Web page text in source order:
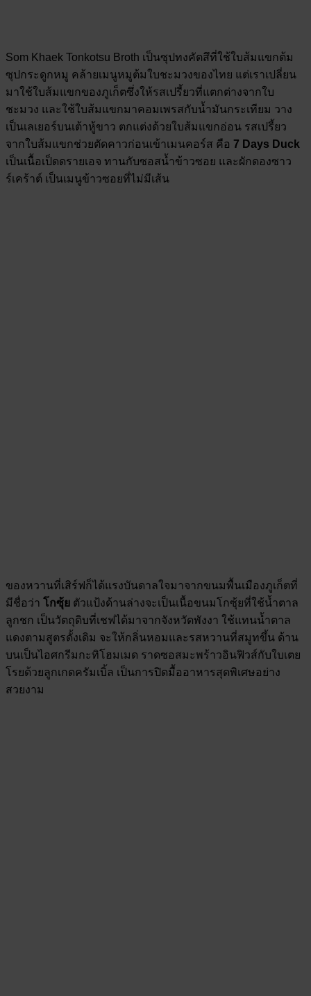
Som Khaek Tonkotsu Broth เป็นซุปทงคัตสึที่ใช้ใบส้มแขกต้ม
ซุปกระดูกหมู คล้ายเมนูหมูต้มใบชะมวงของไทย แต่เราเปลี่ยน
มาใช้ใบส้มแขกของภูเก็ตซึ่งให้รสเปรี้ยวที่แตกต่างจากใบ
ชะมวง และใช้ใบส้มแขกมาคอมเพรสกับน้ำมันกระเทียม วาง
เป็นเลเยอร์บนเต้าหู้ขาว ตกแต่งด้วยใบส้มแขกอ่อน รสเปรี้ยว
จากใบส้มแขกช่วยตัดคาวก่อนเข้าเมนคอร์ส คือ 7 Days Duck
เป็นเนื้อเป็ดดรายเอจ ทานกับซอสน้ำข้าวซอย และผักดองซาว
ร์เคร้าต์ เป็นเมนูข้าวซอยที่ไม่มีเส้น
ของหวานที่เสิร์ฟก็ได้แรงบันดาลใจมาจากขนมพื้นเมืองภูเก็ตที่
มีชื่อว่า โกซุ้ย ตัวแป้งด้านล่างจะเป็นเนื้อขนมโกซุ้ยที่ใช้น้ำตาล
ลูกชก เป็นวัตถุดิบที่เชฟได้มาจากจังหวัดพังงา ใช้แทนน้ำตาล
แดงตามสูตรดั้งเดิม จะให้กลิ่นหอมและรสหวานที่สมูทขึ้น ด้าน
บนเป็นไอศกรีมกะทิโฮมเมด ราดซอสมะพร้าวอินฟิวส์กับใบเตย
โรยด้วยลูกเกดครัมเบิ้ล เป็นการปิดมื้ออาหารสุดพิเศษอย่าง
สวยงาม